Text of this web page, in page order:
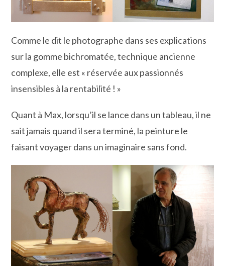
Comme le dit le photographe dans ses explications
sur la gomme bichromatée, technique ancienne
complexe, elle est « réservée aux passionnés
insensibles à la rentabilité ! »
Quant à Max, lorsqu’il se lance dans un tableau, il ne
sait jamais quand il sera terminé, la peinture le
faisant voyager dans un imaginaire sans fond.